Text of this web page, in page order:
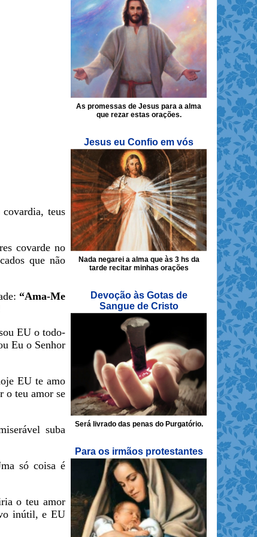
teus
covarde no
que não
“Ama-Me
EU o todo-
Eu o Senhor
EU te amo
o teu amor se
suba
só coisa é
o teu amor
inútil, e EU
As promessas de Jesus para a alma
que rezar estas orações.
Jesus eu Confio em vós
Nada negarei a alma que às 3 hs da
tarde recitar minhas orações
Devoção às Gotas de
Sangue de Cristo
Será livrado das penas do Purgatório.
Para os irmãos protestantes